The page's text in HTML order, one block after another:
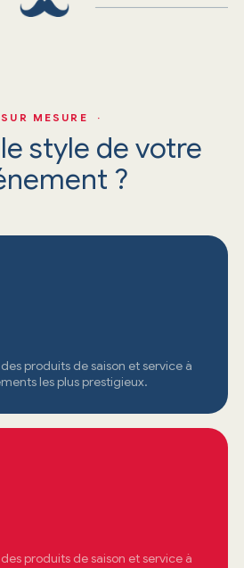
MESURE ·
style de votre
?
produits de saison et service à
les plus prestigieux.
produits de saison et service à